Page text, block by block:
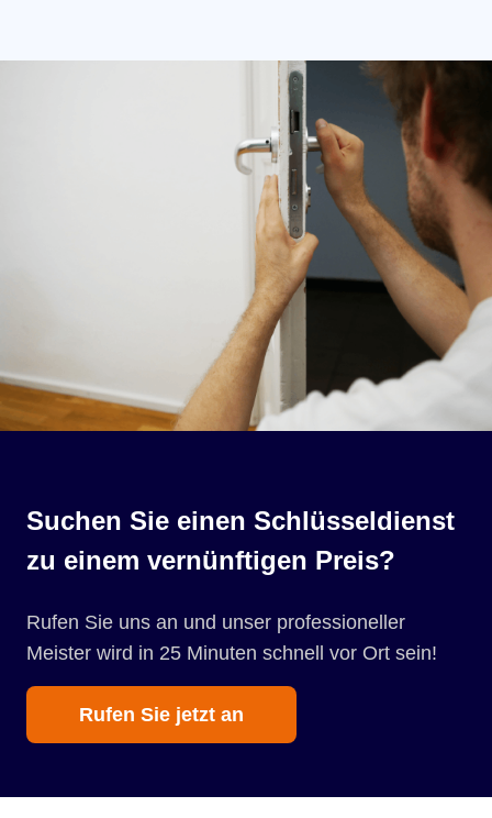
Suchen Sie einen Schlüsseldienst
zu einem vernünftigen Preis?
Rufen Sie uns an und unser professioneller
Meister wird in 25 Minuten schnell vor Ort sein!
Rufen Sie jetzt an